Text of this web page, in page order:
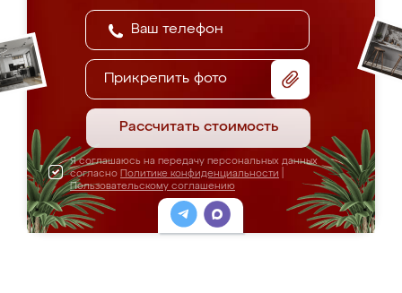
Прикрепить фото
Рассчитать стоимость
Я соглашаюсь на передачу персональных данных
согласно Политике конфиденциальности
Пользовательскому соглашению